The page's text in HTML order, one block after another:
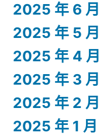
2025 年 6 月
2025 年 5 月
2025 年 4 月
2025 年 3 月
2025 年 2 月
2025 年 1 月